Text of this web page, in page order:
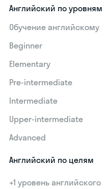
Английский по уровням
Обучение английскому
Beginner
Elementary
Pre-intermediate
Intermediate
Upper-intermediate
Advanced
Английский по целям
+1 уровень английского